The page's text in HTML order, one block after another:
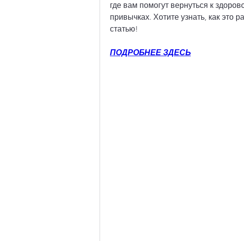
где вам помогут вернуться к
привычках. Хотите узнать, как это
статью!
ПОДРОБНЕЕ ЗДЕСЬ